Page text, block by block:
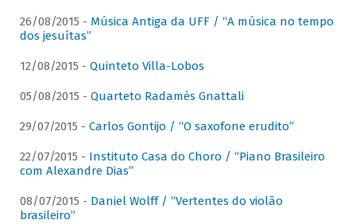
26/08/2015 - Música Antiga da UFF / “A música no tempo
dos jesuítas”
12/08/2015 - Quinteto Villa-Lobos
05/08/2015 - Quarteto Radamés Gnattali
29/07/2015 - Carlos Gontijo / “O saxofone erudito”
22/07/2015 - Instituto Casa do Choro / “Piano Brasileiro
com Alexandre Dias”
08/07/2015 - Daniel Wolff / “Vertentes do violão
brasileiro”